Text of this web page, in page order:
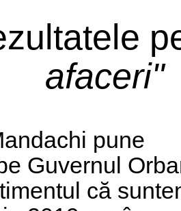
afaceri"
pune
Guvernul
că